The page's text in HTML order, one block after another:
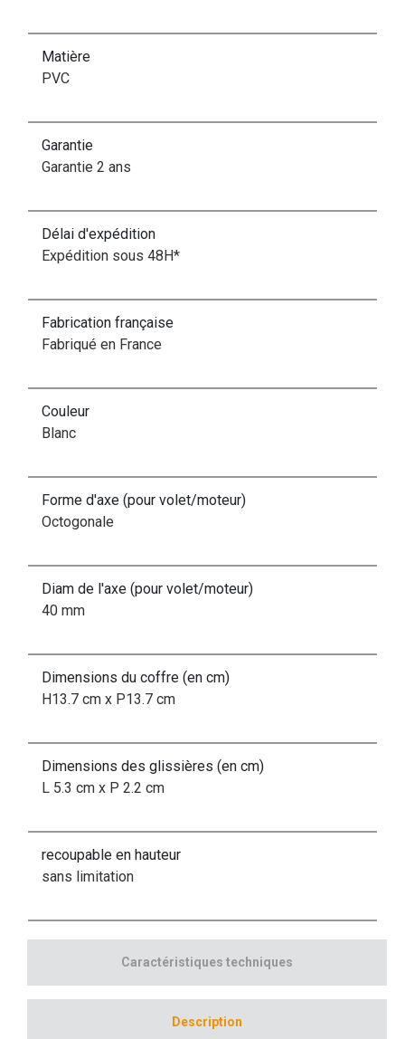
Matière
PVC
Garantie
Garantie 2 ans
Délai d'expédition
Expédition sous 48H*
Fabrication française
Fabriqué en France
Couleur
Blanc
Forme d'axe (pour volet/moteur)
Octogonale
Diam de l'axe (pour volet/moteur)
40 mm
Dimensions du coffre (en cm)
H13.7 cm x P13.7 cm
Dimensions des glissières (en cm)
L 5.3 cm x P 2.2 cm
recoupable en hauteur
sans limitation
Caractéristiques techniques
Description